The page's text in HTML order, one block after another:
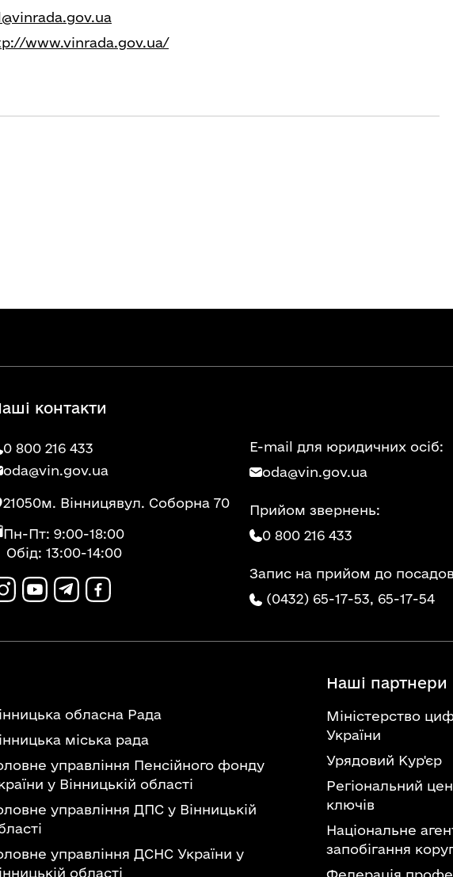
www.vinrada.gov.ua/
контакти
0 800 216 433
oda@vin.gov.ua
21050м. Вінницявул. Соборна 70
Пн-Пт: 9:00-18:00
Обід: 13:00-14:00
E-mail для юридичних осіб:
oda@vin.gov.ua
Прийом звернень:
0 800 216 433
Запис на прийом до
(0432) 65-17-53, 65-17-54
обласна Рада
міська рада
управління Пенсійного фонду
у Вінницькій області
управління ДПС у Вінницькій
управління ДСНС України у
області
Наші партнери
Міністерство
України
Урядовий Кур'єр
Регіональний
ключів
Національне
запобігання